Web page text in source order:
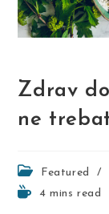
Zdrav
ne
Post
category:
Featured /
Reading4 mins read